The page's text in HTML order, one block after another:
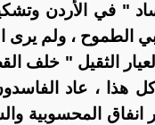
" في الأردن
الطموح ، ولم يرى
الثقيل " خلف
هذا ، عاد
انفاق المحسوبية